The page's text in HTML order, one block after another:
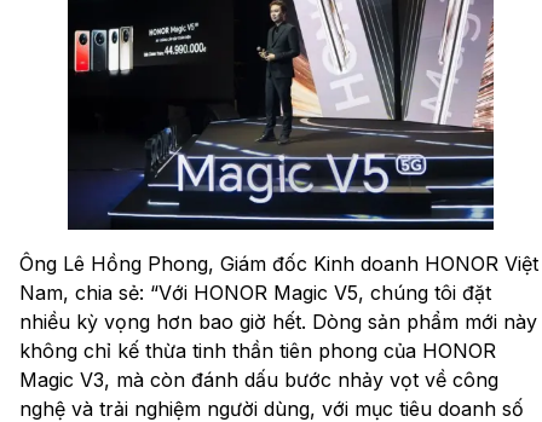
Ông Lê Hồng Phong, Giám đốc Kinh doanh HONOR Việt
Nam, chia sẻ: “Với HONOR Magic V5, chúng tôi đặt
nhiều kỳ vọng hơn bao giờ hết. Dòng sản phẩm mới này
không chỉ kế thừa tinh thần tiên phong của HONOR
Magic V3, mà còn đánh dấu bước nhảy vọt về công
nghệ và trải nghiệm người dùng, với mục tiêu doanh số